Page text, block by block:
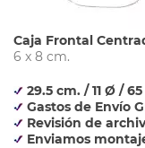
Caja Frontal
6 x 8 cm.
29.5 cm. / 11 Ø /
Gastos de Envío
Revisión de
Enviamos